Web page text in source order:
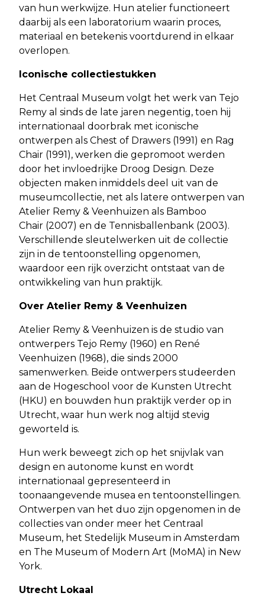
van hun werkwijze. Hun atelier functioneert
daarbij als een laboratorium waarin proces,
materiaal en betekenis voortdurend in elkaar
overlopen.
Iconische collectiestukken
Het Centraal Museum volgt het werk van Tejo
Remy al sinds de late jaren negentig, toen hij
internationaal doorbrak met iconische
ontwerpen als Chest of Drawers (1991) en Rag
Chair (1991), werken die gepromoot werden
door het invloedrijke Droog Design. Deze
objecten maken inmiddels deel uit van de
museumcollectie, net als latere ontwerpen van
Atelier Remy & Veenhuizen als Bamboo
Chair (2007) en de Tennisballenbank (2003).
Verschillende sleutelwerken uit de collectie
zijn in de tentoonstelling opgenomen,
waardoor een rijk overzicht ontstaat van de
ontwikkeling van hun praktijk.
Over Atelier Remy & Veenhuizen
Atelier Remy & Veenhuizen is de studio van
ontwerpers Tejo Remy (1960) en René
Veenhuizen (1968), die sinds 2000
samenwerken. Beide ontwerpers studeerden
aan de Hogeschool voor de Kunsten Utrecht
(HKU) en bouwden hun praktijk verder op in
Utrecht, waar hun werk nog altijd stevig
geworteld is.
Hun werk beweegt zich op het snijvlak van
design en autonome kunst en wordt
internationaal gepresenteerd in
toonaangevende musea en tentoonstellingen.
Ontwerpen van het duo zijn opgenomen in de
collecties van onder meer het Centraal
Museum, het Stedelijk Museum in Amsterdam
en The Museum of Modern Art (MoMA) in New
York.
Utrecht Lokaal